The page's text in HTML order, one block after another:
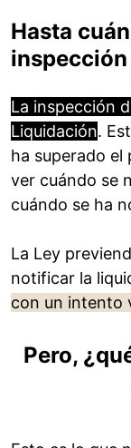
Hasta
inspección
La inspección
Liquidación.
ha superado el
ver cuándo se
cuándo se ha
La Ley
notificar la
con un intento
Pero,